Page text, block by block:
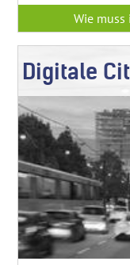
Wie
Digitale